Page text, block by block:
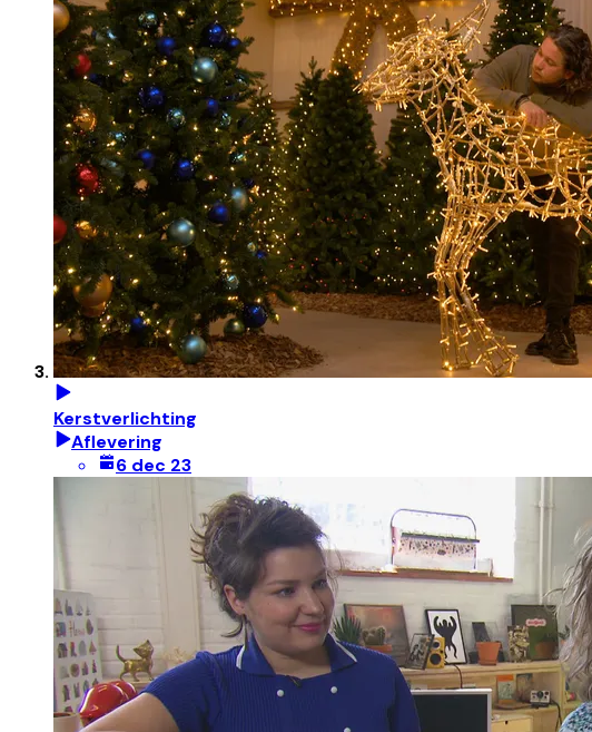
Kerstverlichting
Aflevering
6 dec 23